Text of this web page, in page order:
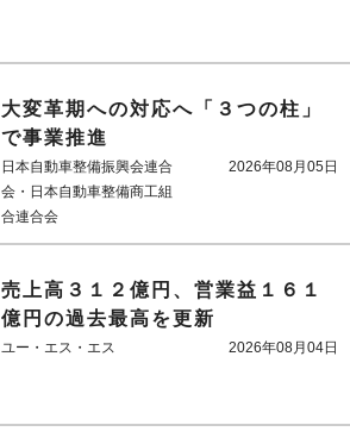
大変革期への対応へ「３つの柱」
で事業推進
日本自動車整備振興会連合
会・日本自動車整備商工組
合連合会
2026年08月05日
売上高３１２億円、営業益１６１
億円の過去最高を更新
ユー・エス・エス 2026年08月04日